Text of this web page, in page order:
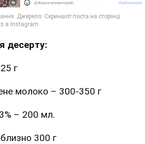
десерту:
г
молоко – 300-350 г
– 200 мл.
300 г